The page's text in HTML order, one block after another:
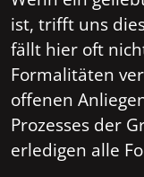
ist, trifft uns
fällt hier oft
Formalitäten
offenen
Prozesses der
erledigen alle